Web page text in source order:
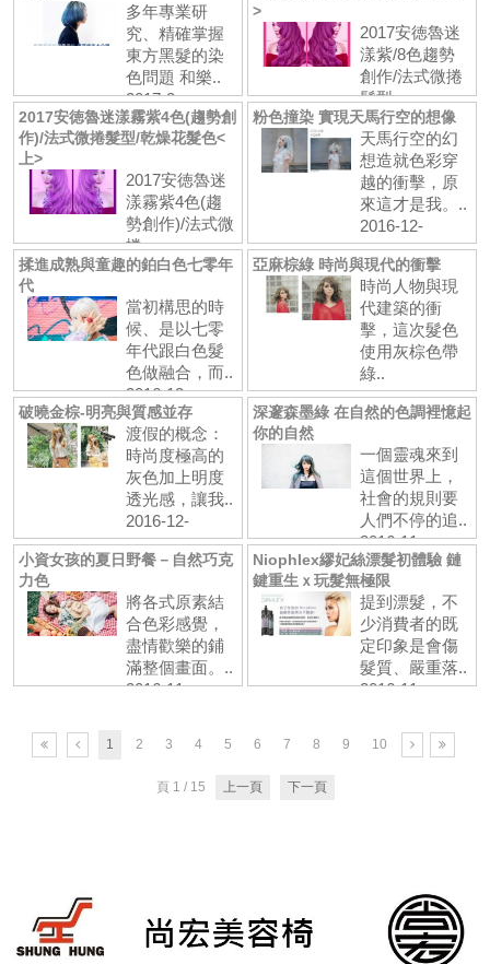
多年專業研
究、精確掌握
東方黑髮的染
色問題 和樂..
2017-2-
14 閱:1244
>
2017安徳魯迷
漾紫/8色趨勢
創作/法式微捲
髮型..
2017-2-
9 閱:2183
2017安徳魯迷漾霧紫4色(趨勢創
作)/法式微捲髮型/乾燥花髮色<
上>
2017安徳魯迷
漾霧紫4色(趨
勢創作)/法式微
捲..
2017-1-
粉色撞染 實現天馬行空的想像
天馬行空的幻
想造就色彩穿
越的衝擊，原
來這才是我。..
2016-12-
21 閱:898
揉進成熟與童趣的鉑白色七零年
代
當初構思的時
候、是以七零
年代跟白色髮
色做融合，而..
2016-12-
16 閱:535
亞麻棕綠 時尚與現代的衝擊
時尚人物與現
代建築的衝
擊，這次髮色
使用灰棕色帶
綠..
2016-12-
12 閱:766
破曉金棕-明亮與質感並存
渡假的概念：
時尚度極高的
灰色加上明度
透光感，讓我..
2016-12-
6 閱:569
深邃森墨綠 在自然的色調裡憶起
你的自然
一個靈魂來到
這個世界上，
社會的規則要
人們不停的追..
2016-11-
17 閱:711
小資女孩的夏日野餐－自然巧克
力色
將各式原素結
合色彩感覺，
盡情歡樂的鋪
滿整個畫面。..
2016-11-
Niophlex繆妃絲漂髮初體驗 鏈
鍵重生ｘ玩髮無極限
提到漂髮，不
少消費者的既
定印象是會傷
髮質、嚴重落..
2016-11-
1 2 3 4 5 6 7 8 9 10
頁 1 / 15 上一頁 下一頁